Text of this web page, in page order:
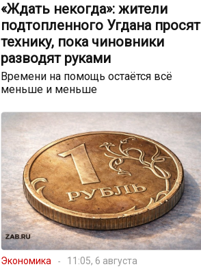
«Ждать некогда»: жители
подтопленного Угдана просят
технику, пока чиновники
разводят руками
Времени на помощь остаётся всё
меньше и меньше
Экономика 11:05, 6 августа